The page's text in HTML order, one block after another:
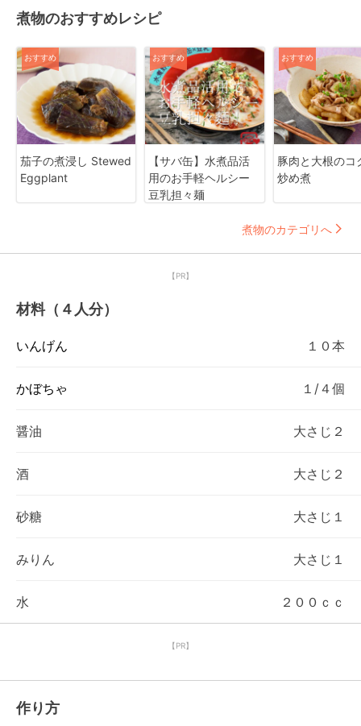
煮物のおすすめレシピ
おすすめ
茄子の煮浸し Stewed
Eggplant
おすすめ
【サバ缶】水煮品活
用のお手軽ヘルシー
豆乳担々麺
おすすめ
豚肉と大根のコ
炒め煮
煮物のカテゴリへ
【PR】
材料（４人分）
いんげん １０本
かぼちゃ １/４個
醤油 大さじ２
酒 大さじ２
砂糖 大さじ１
みりん 大さじ１
水 ２００ｃｃ
【PR】
作り方